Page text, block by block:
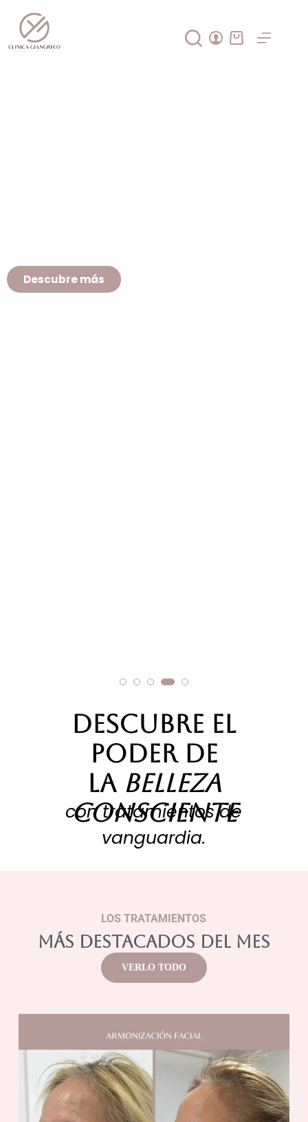
aparatología especial.
Descubre más
Descubre el
poder de
la belleza
consciente
con tratamientos de
vanguardia.
LOS TRATAMIENTOS
MÁS DESTACADOS DEL MES
VERLO TODO